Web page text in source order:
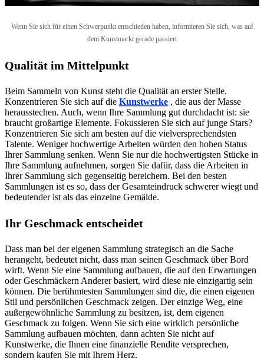
Wenn Sie sich für einen Schwerpunkt entschieden haben, informieren Sie sich, was auf
dem Kunstmarkt gerade passiert
Qualität im Mittelpunkt
Beim Sammeln von Kunst steht die Qualität an erster Stelle.
Konzentrieren Sie sich auf die Kunstwerke , die aus der Masse
herausstechen. Auch, wenn Ihre Sammlung gut durchdacht ist: sie
braucht großartige Elemente. Fokussieren Sie sich auf junge Stars?
Konzentrieren Sie sich am besten auf die vielversprechendsten
Talente. Weniger hochwertige Arbeiten würden den hohen Status
Ihrer Sammlung senken. Wenn Sie nur die hochwertigsten Stücke in
Ihre Sammlung aufnehmen, sorgen Sie dafür, dass die Arbeiten in
Ihrer Sammlung sich gegenseitig bereichern. Bei den besten
Sammlungen ist es so, dass der Gesamteindruck schwerer wiegt und
bedeutender ist als das einzelne Gemälde.
Ihr Geschmack entscheidet
Dass man bei der eigenen Sammlung strategisch an die Sache
herangeht, bedeutet nicht, dass man seinen Geschmack über Bord
wirft. Wenn Sie eine Sammlung aufbauen, die auf den Erwartungen
oder Geschmäckern Anderer basiert, wird diese nie einzigartig sein
können. Die berühmtesten Sammlungen sind die, die einen eigenen
Stil und persönlichen Geschmack zeigen. Der einzige Weg, eine
außergewöhnliche Sammlung zu besitzen, ist, dem eigenen
Geschmack zu folgen. Wenn Sie sich eine wirklich persönliche
Sammlung aufbauen möchten, dann achten Sie nicht auf
Kunstwerke, die Ihnen eine finanzielle Rendite versprechen,
sondern kaufen Sie mit Ihrem Herz.